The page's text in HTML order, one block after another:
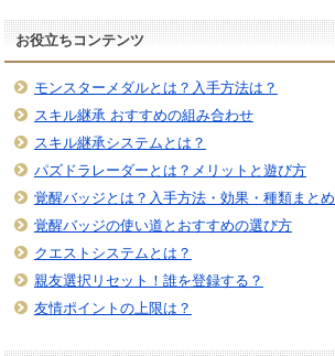
お役立ちコンテンツ
モンスターメダルとは？入手方法は？
スキル継承 おすすめの組み合わせ
スキル継承システムとは？
パズドラレーダーとは？メリットと遊び方
覚醒バッジとは？入手方法・効果・種類まとめ
覚醒バッジの使い道とおすすめの選び方
クエストシステムとは？
親友選択リセット！誰を登録する？
友情ポイントの上限は？